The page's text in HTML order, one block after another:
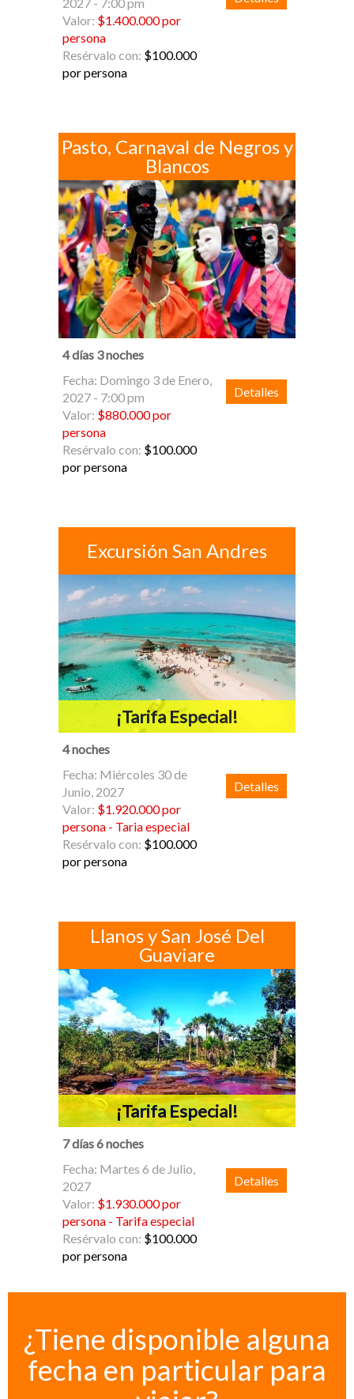
Valor: $1.400.000 por
persona
Resérvalo con: $100.000
por persona
Pasto, Carnaval de Negros y
Blancos
4 días 3 noches
Fecha: Domingo 3 de Enero,
2027 - 7:00 pm
Valor: $880.000 por
persona
Resérvalo con: $100.000
por persona
Detalles
Excursión San Andres
¡Tarifa Especial!
4 noches
Fecha: Miércoles 30 de
Junio, 2027
Valor: $1.920.000 por
persona - Taria especial
Resérvalo con: $100.000
por persona
Detalles
Llanos y San José Del
Guaviare
¡Tarifa Especial!
7 días 6 noches
Fecha: Martes 6 de Julio,
2027
Valor: $1.930.000 por
persona - Tarifa especial
Resérvalo con: $100.000
por persona
Detalles
¿Tiene disponible alguna
fecha en particular para